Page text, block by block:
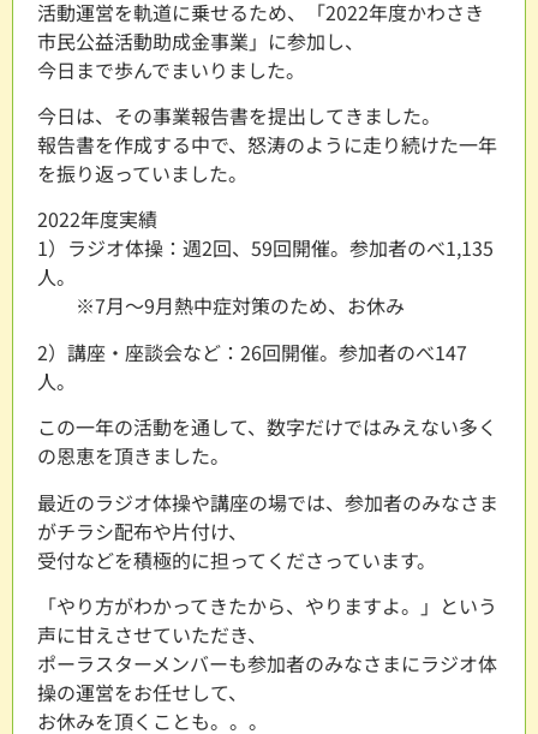
活動運営を軌道に乗せるため、「2022年度かわさき
市民公益活動助成金事業」に参加し、
今日まで歩んでまいりました。
今日は、その事業報告書を提出してきました。
報告書を作成する中で、怒涛のように走り続けた一年
を振り返っていました。
2022年度実績
1）ラジオ体操：週2回、59回開催。参加者のべ1,135
人。
※7月～9月熱中症対策のため、お休み
2）講座・座談会など：26回開催。参加者のべ147
人。
この一年の活動を通して、数字だけではみえない多く
の恩恵を頂きました。
最近のラジオ体操や講座の場では、参加者のみなさま
がチラシ配布や片付け、
受付などを積極的に担ってくださっています。
「やり方がわかってきたから、やりますよ。」という
声に甘えさせていただき、
ポーラスターメンバーも参加者のみなさまにラジオ体
操の運営をお任せして、
お休みを頂くことも。。。